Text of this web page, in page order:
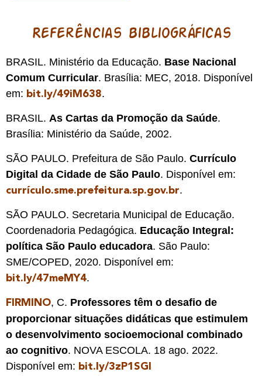
Referências bibliográficas
BRASIL. Ministério da Educação. Base Nacional
Comum Curricular. Brasília: MEC, 2018. Disponível
em: bit.ly/49iM638.
BRASIL. As Cartas da Promoção da Saúde.
Brasília: Ministério da Saúde, 2002.
SÃO PAULO. Prefeitura de São Paulo. Currículo
Digital da Cidade de São Paulo. Disponível em:
currículo.sme.prefeitura.sp.gov.br.
SÃO PAULO. Secretaria Municipal de Educação.
Coordenadoria Pedagógica. Educação Integral:
política São Paulo educadora. São Paulo:
SME/COPED, 2020. Disponível em:
bit.ly/47meMY4.
FIRMINO, C. Professores têm o desafio de
proporcionar situações didáticas que estimulem
o desenvolvimento socioemocional combinado
ao cognitivo. NOVA ESCOLA. 18 ago. 2022.
Disponível em: bit.ly/3zP1SGI